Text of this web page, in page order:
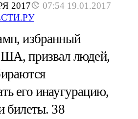
2017
07:54 19.01.2017
избранный
призвал людей,
его инаугурацию,
билеты. 38